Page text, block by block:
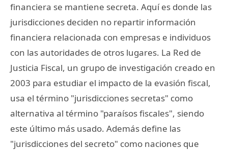
financiera se mantiene secreta. Aquí es donde las
jurisdicciones deciden no repartir información
financiera relacionada con empresas e individuos
con las autoridades de otros lugares. La Red de
Justicia Fiscal, un grupo de investigación creado en
2003 para estudiar el impacto de la evasión fiscal,
usa el término "jurisdicciones secretas" como
alternativa al término "paraísos fiscales", siendo
este último más usado. Además define las
"jurisdicciones del secreto" como naciones que